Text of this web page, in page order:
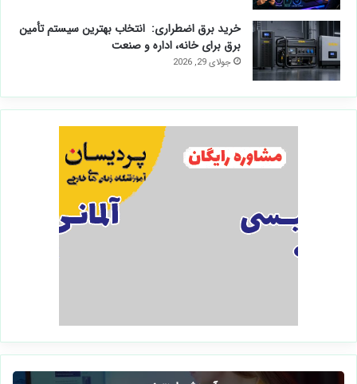
خرید برق اضطراری: انتخاب بهترین سیستم تأمین
برق برای خانه، اداره و صنعت
جولای 29, 2026